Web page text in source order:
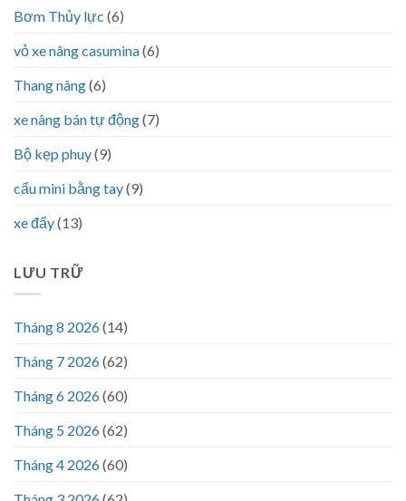
Bơm Thủy lực (6)
vỏ xe nâng casumina(6)
Thang nâng(6)
xe nâng bán tự động(7)
Bộ kẹp phuy(9)
cẩu mini bằng tay(9)
xe đẩy(13)
LƯU TRỮ
Tháng 8 2026(14)
Tháng 7 2026(62)
Tháng 6 2026(60)
Tháng 5 2026(62)
Tháng 4 2026(60)